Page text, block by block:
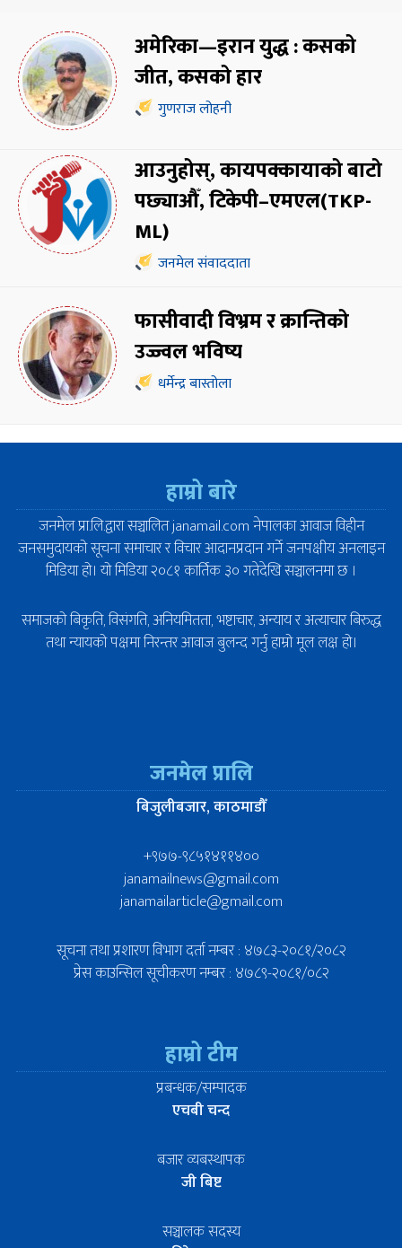
अमेरिका—इरान युद्ध : कसको
जीत, कसको हार
गुणराज लोहनी
आउनुहोस्, कायपक्कायाको बाटो
पछ्याऔँ, टिकेपी–एमएल(TKP-
ML)
जनमेल संवाददाता
फासीवादी विभ्रम र क्रान्तिको
उज्ज्वल भविष्य
धर्मेन्द्र बास्तोला
हाम्रो बारे
जनमेल प्रा.लि.द्वारा सञ्चालित janamail.com नेपालका आवाज विहीन
जनसमुदायको सूचना समाचार र विचार आदानप्रदान गर्ने जनपक्षीय अनलाइन
मिडिया हो। यो मिडिया २०८१ कार्तिक ३० गतेदेखि सञ्चालनमा छ ।
समाजको बिकृति, विसंगति, अनियमितता, भष्टाचार, अन्याय र अत्याचार बिरुद्ध
तथा न्यायको पक्षमा निरन्तर आवाज बुलन्द गर्नु हाम्रो मूल लक्ष हो।
जनमेल प्रालि
बिजुलीबजार, काठमाडौँ
+९७७-९८५१४११४००
janamailnews@gmail.com
janamailarticle@gmail.com
सूचना तथा प्रशारण विभाग दर्ता नम्बर : ४७८३-२०८१/२०८२
प्रेस काउन्सिल सूचीकरण नम्बर : ४७८९-२०८१/०८२
हाम्रो टीम
प्रबन्धक/सम्पादक
एचबी चन्द
बजार व्यबस्थापक
जी बिष्ट
सञ्चालक सदस्य